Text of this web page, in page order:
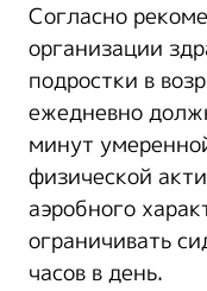
Согласно
организации
подростки в
ежедневно
минут
физической
аэробного
ограничивать
часов в день.